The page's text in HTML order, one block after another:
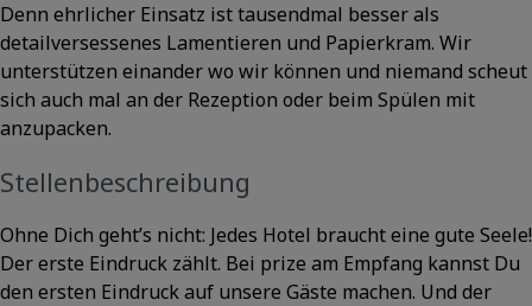
Denn ehrlicher Einsatz ist tausendmal besser als
detailversessenes Lamentieren und Papierkram. Wir
unterstützen einander wo wir können und niemand scheut
sich auch mal an der Rezeption oder beim Spülen mit
anzupacken.
Stellenbeschreibung
Ohne Dich geht’s nicht: Jedes Hotel braucht eine gute Seele!
Der erste Eindruck zählt. Bei prize am Empfang kannst Du
den ersten Eindruck auf unsere Gäste machen. Und der